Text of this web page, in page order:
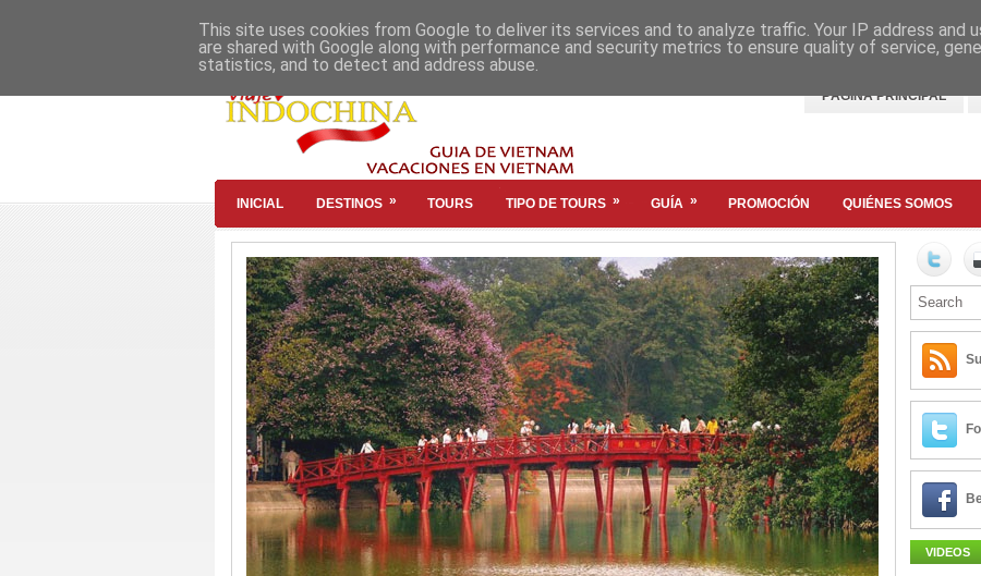
PÁGINA PRINCIPAL
INICIAL DESTINOS » TOURS TIPO DE TOURS » GUÍA » PROMOCIÓN QUIÉNES SOMOS
VIDEOS
This site uses cookies from Google to deliver its services and to analyze traffic. Your IP address and
are shared with Google along with performance and security metrics to ensure quality of service,
statistics, and to detect and address abuse.